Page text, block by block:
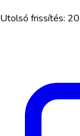
Utolsó frissítés: